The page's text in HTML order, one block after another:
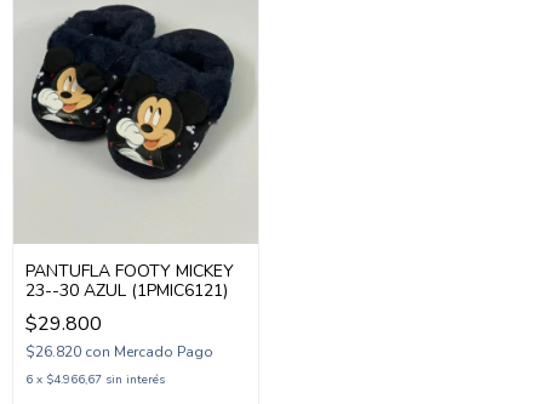
PANTUFLA FOOTY MICKEY
23--30 AZUL (1PMIC6121)
$29.800
$26.820 con Mercado Pago
6 x $4.966,67 sin interés